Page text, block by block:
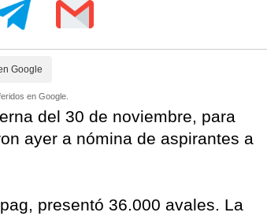
Google
en Google.
del 30 de noviembre, para
ayer a nómina de aspirantes a
presentó 36.000 avales. La